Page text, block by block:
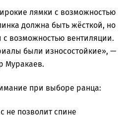
лямки с возможностью
должна быть жёсткой, но
возможностью вентиляции.
были износостойкие», —
Муракаев.
при выборе ранца:
не позволит спине